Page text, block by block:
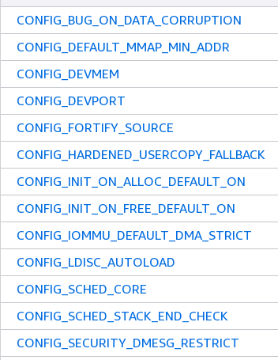
CONFIG_BUG_ON_DATA_CORRUPTION
CONFIG_DEFAULT_MMAP_MIN_ADDR
CONFIG_DEVMEM
CONFIG_DEVPORT
CONFIG_FORTIFY_SOURCE
CONFIG_HARDENED_USERCOPY_FALLBACK
CONFIG_INIT_ON_ALLOC_DEFAULT_ON
CONFIG_INIT_ON_FREE_DEFAULT_ON
CONFIG_IOMMU_DEFAULT_DMA_STRICT
CONFIG_LDISC_AUTOLOAD
CONFIG_SCHED_CORE
CONFIG_SCHED_STACK_END_CHECK
CONFIG_SECURITY_DMESG_RESTRICT